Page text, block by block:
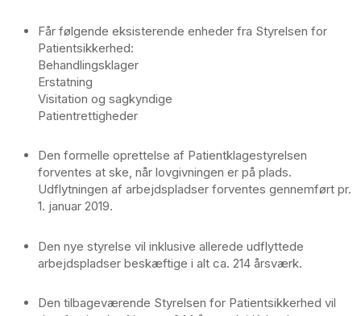
Får følgende eksisterende enheder fra Styrelsen for
Patientsikkerhed:
Behandlingsklager
Erstatning
Visitation og sagkyndige
Patientrettigheder
Den formelle oprettelse af Patientklagestyrelsen
forventes at ske, når lovgivningen er på plads.
Udflytningen af arbejdspladser forventes gennemført pr.
1. januar 2019.
Den nye styrelse vil inklusive allerede udflyttede
arbejdspladser beskæftige i alt ca. 214 årsværk.
Den tilbageværende Styrelsen for Patientsikkerhed vil